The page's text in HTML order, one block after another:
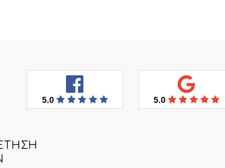
5.0 5.0